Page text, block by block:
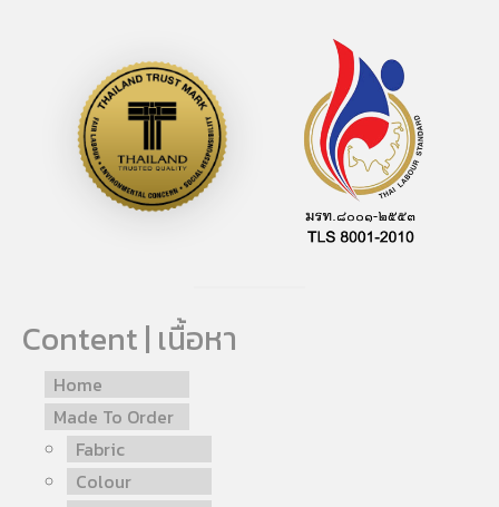
Content | เนื้อหา
Home
Made To Order
Fabric
Colour